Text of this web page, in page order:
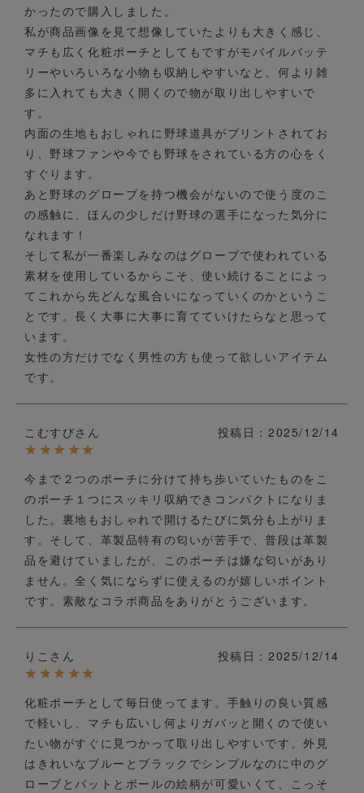
かったので購入しました。
私が商品画像を見て想像していたよりも大きく感じ、
マチも広く化粧ポーチとしてもですがモバイルバッテ
リーやいろいろな小物も収納しやすいなと。何より雑
多に入れても大きく開くので物が取り出しやすいで
す。
内面の生地もおしゃれに野球道具がプリントされてお
り、野球ファンや今でも野球をされている方の心をく
すぐります。
あと野球のグローブを持つ機会がないので使う度のこ
の感触に、ほんの少しだけ野球の選手になった気分に
なれます！
そして私が一番楽しみなのはグローブで使われている
素材を使用しているからこそ、使い続けることによっ
てこれから先どんな風合いになっていくのかというこ
とです。長く大事に大事に育てていけたらなと思って
います。
女性の方だけでなく男性の方も使って欲しいアイテム
です。
こむすび 投稿日 2025/12/14
今まで２つのポーチに分けて持ち歩いていたものをこ
のポーチ１つにスッキリ収納できコンパクトになりま
した。裏地もおしゃれで開けるたびに気分も上がりま
す。そして、革製品特有の匂いが苦手で、普段は革製
品を避けていましたが、このポーチは嫌な匂いがあり
ません。全く気にならずに使えるのが嬉しいポイント
です。素敵なコラボ商品をありがとうございます。
りこ 投稿日 2025/12/14
化粧ポーチとして毎日使ってます。手触りの良い質感
で軽いし、マチも広いし何よりガバッと開くので使い
たい物がすぐに見つかって取り出しやすいです。外見
はきれいなブルーとブラックでシンプルなのに中のグ
ローブとバットとボールの絵柄が可愛いくて、こっそ